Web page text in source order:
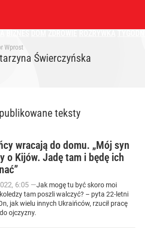
Wprost
Świerczyńska
teksty
wracają do domu. „Mój syn
o Kijów. Jadę tam i będę ich
, 6:05 —Jak mogę tu być skoro moi
tam poszli walczyć? – pyta 22-letni
jak wielu innych Ukraińców, rzucił pracę
ojczyzny.